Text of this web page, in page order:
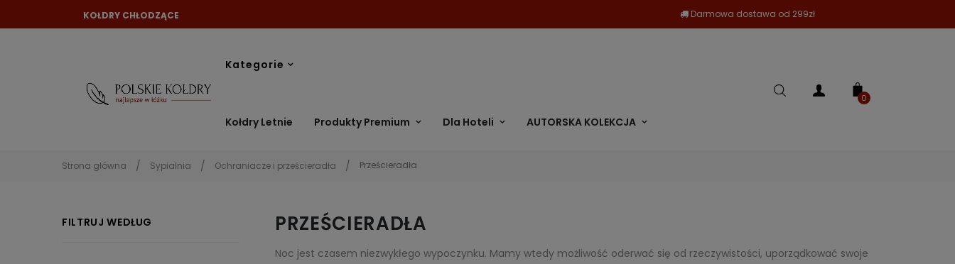
KOŁDRY CHŁODZĄCE Darmowa dostawa od 299zł
Kategorie
Kołdry Letnie Produkty Premium Dla Hoteli AUTORSKA KOLEKCJA
0
Strona główna Sypialnia Ochraniacze i prześcieradła Prześcieradła
FILTRUJ WEDŁUG PRZEŚCIERADŁA
Noc jest czasem niezwykłego wypoczynku. Mamy wtedy możliwość oderwać się od rzeczywistości, uporządkować swoje